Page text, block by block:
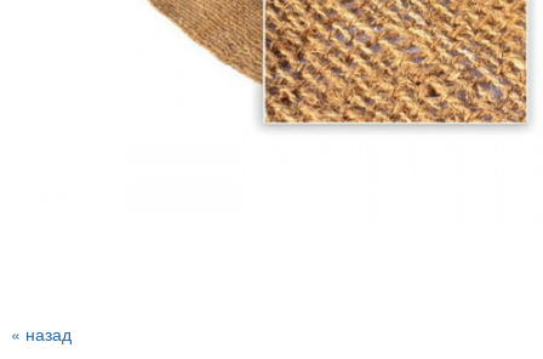
« назад